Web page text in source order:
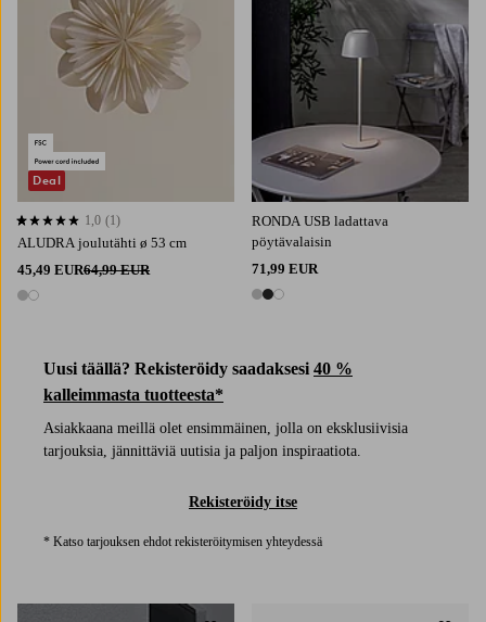
ALUDRA joulutähti ø 53 cm
45,49 EUR64,99 EUR
2 värejä
1,0 perustuen 1 arvosanaan
1,0 (1)
Deal
Uusi täällä? Rekisteröidy saadaksesi 40 %
kalleimmasta tuotteesta*
Asiakkaana meillä olet ensimmäinen, jolla on eksklusiivisia
tarjouksia, jännittäviä uutisia ja paljon inspiraatiota.
Rekisteröidy itse
* Katso tarjouksen ehdot rekisteröitymisen yhteydessä
RONDA USB ladattava
pöytävalaisin
71,99 EUR
3 värejä